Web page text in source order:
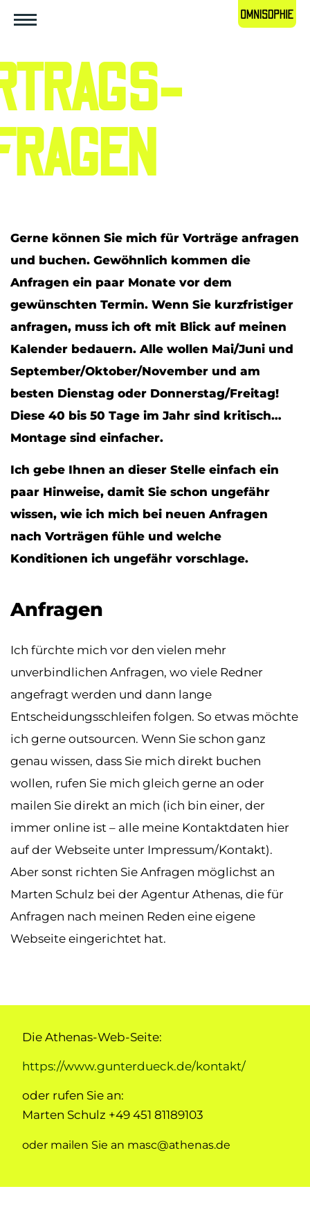
Gerne können Sie mich für Vorträge anfragen
und buchen. Gewöhnlich kommen die
Anfragen ein paar Monate vor dem
gewünschten Termin. Wenn Sie kurzfristiger
anfragen, muss ich oft mit Blick auf meinen
Kalender bedauern. Alle wollen Mai/Juni und
September/Oktober/November und am
besten Dienstag oder Donnerstag/Freitag!
Diese 40 bis 50 Tage im Jahr sind kritisch…
Montage sind einfacher.
Ich gebe Ihnen an dieser Stelle einfach ein
paar Hinweise, damit Sie schon ungefähr
wissen, wie ich mich bei neuen Anfragen
nach Vorträgen fühle und welche
Konditionen ich ungefähr vorschlage.
Anfragen
Ich fürchte mich vor den vielen mehr
unverbindlichen Anfragen, wo viele Redner
angefragt werden und dann lange
Entscheidungsschleifen folgen. So etwas möchte
ich gerne outsourcen. Wenn Sie schon ganz
genau wissen, dass Sie mich direkt buchen
wollen, rufen Sie mich gleich gerne an oder
mailen Sie direkt an mich (ich bin einer, der
immer online ist – alle meine Kontaktdaten hier
auf der Webseite unter Impressum/Kontakt).
Aber sonst richten Sie Anfragen möglichst an
Marten Schulz bei der Agentur Athenas, die für
Anfragen nach meinen Reden eine eigene
Webseite eingerichtet hat.
Die Athenas-Web-Seite:
https://www.gunterdueck.de/kontakt/
oder rufen Sie an:
Marten Schulz +49 451 81189103
oder mailen Sie an masc@athenas.de